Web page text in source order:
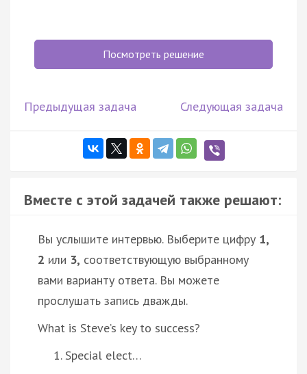
Посмотреть решение
Предыдущая задача Следующая задача
Вместе с этой задачей также решают:
Вы услышите интервью. Выберите цифру 1,
2 или 3, соответствующую выбранному
вами варианту ответа. Вы можете
прослушать запись дважды.
What is Steve’s key to success?
Special elect…